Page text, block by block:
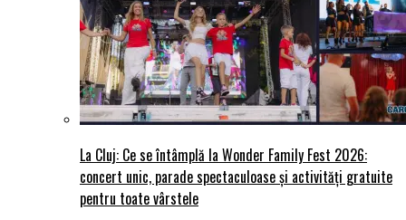
La Cluj: Ce se întâmplă la Wonder Family Fest 2026:
concert unic, parade spectaculoase și activități gratuite
pentru toate vârstele